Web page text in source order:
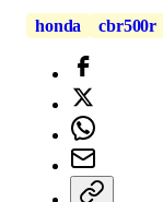
honda
cbr500r